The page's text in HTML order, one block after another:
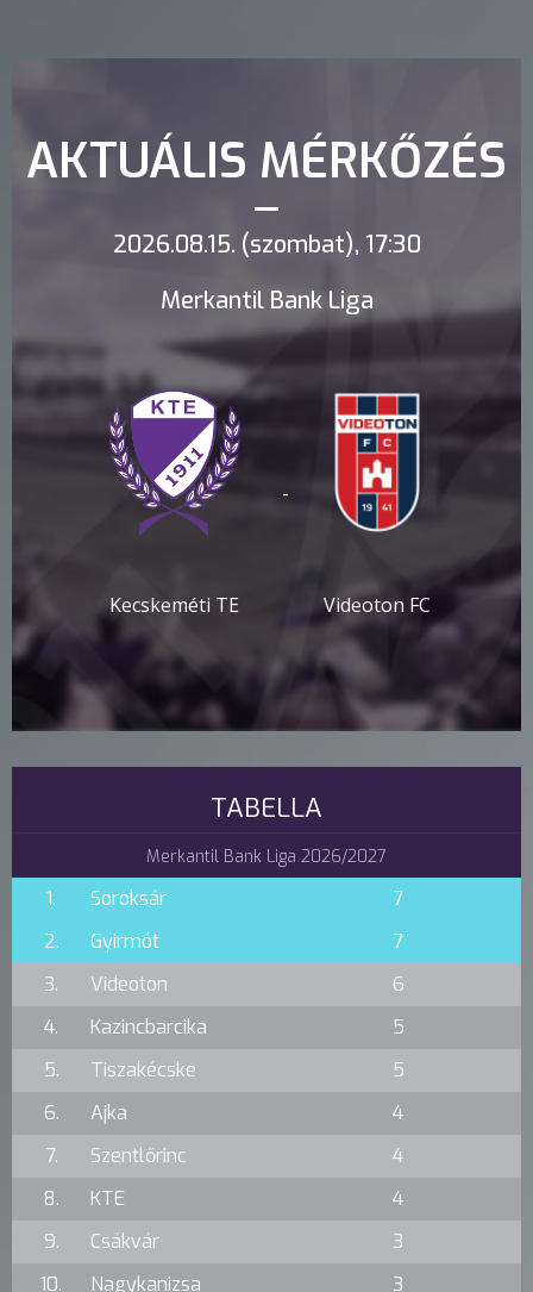
AKTUÁLIS MÉRKŐZÉS
2026.08.15. (szombat), 17:30
Merkantil Bank Liga
Kecskeméti TE
-
Videoton FC
TABELLA
Merkantil Bank Liga 2026/2027
1. Soroksár
7
2.
Gyirmót
7
3.
Videoton
6
4.
Kazincbarcika
5
5.
Tiszakécske
5
6.
Ajka
4
7.
Szentlőrinc
4
8.
KTE
4
9.
Csákvár
3
10.
Nagykanizsa 3